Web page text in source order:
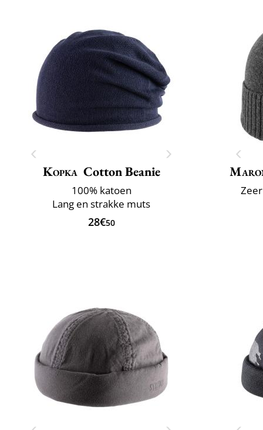
Kopka Cotton Beanie
100% katoen
Lang en strakke muts
28€50